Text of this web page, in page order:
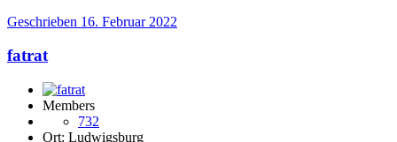
Geschrieben 16. Februar 2022
fatrat
Members
732
Ort: Ludwigsburg